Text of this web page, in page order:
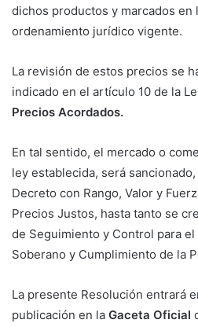
dichos productos y marcados en
ordenamiento jurídico vigente.
La revisión de estos precios se
indicado en el artículo 10 de la
Precios Acordados.
En tal sentido, el mercado o
ley establecida, será
Decreto con Rango, Valor y
Precios Justos, hasta tanto se
de Seguimiento y Control para
Soberano y Cumplimiento de la
La presente Resolución entrará
publicación en la Gaceta Oficial